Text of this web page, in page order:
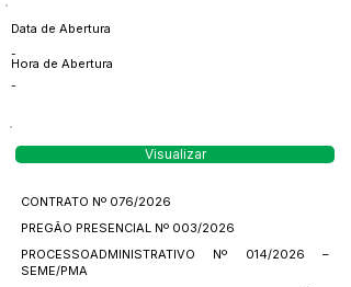
Data de Abertura
-
Hora de Abertura
-
Visualizar
CONTRATO Nº 076/2026
PREGÃO PRESENCIAL Nº 003/2026
PROCESSOADMINISTRATIVO Nº 014/2026 –
SEME/PMA